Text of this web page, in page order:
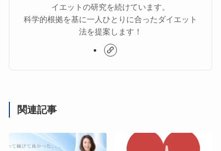
イエットの研究を続けています。
科学的根拠を基に一人ひとりに合ったダイエット
法を提案します！
関連記事